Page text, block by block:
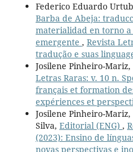
Federico Eduardo
Barba de Abeja:
materialidad en torno
emergente , Revista
tradução e suas
Josilene Pinheiro-Mariz,
Letras Raras: v. 10 n.
français et formation
expériences et
Josilene Pinheiro-
Silva, Editorial (ENG) ,
(2023): Ensino de
novas perspectivas e